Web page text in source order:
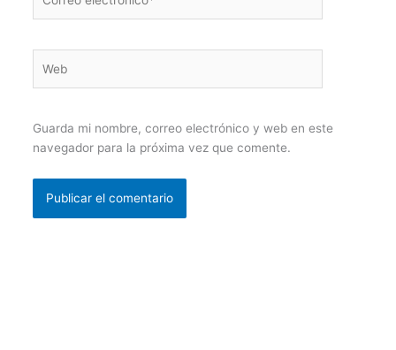
electrónico*
Guarda mi nombre, correo electrónico y web en este
navegador para la próxima vez que comente.